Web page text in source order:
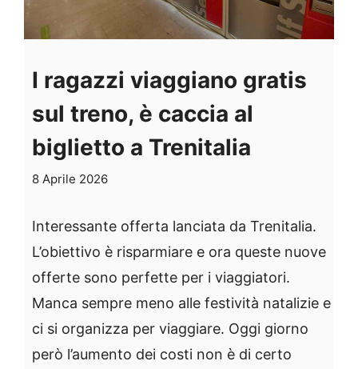
I ragazzi viaggiano gratis
sul treno, è caccia al
biglietto a Trenitalia
8 Aprile 2026
Interessante offerta lanciata da Trenitalia.
L’obiettivo è risparmiare e ora queste nuove
offerte sono perfette per i viaggiatori.
Manca sempre meno alle festività natalizie e
ci si organizza per viaggiare. Oggi giorno
però l’aumento dei costi non è di certo